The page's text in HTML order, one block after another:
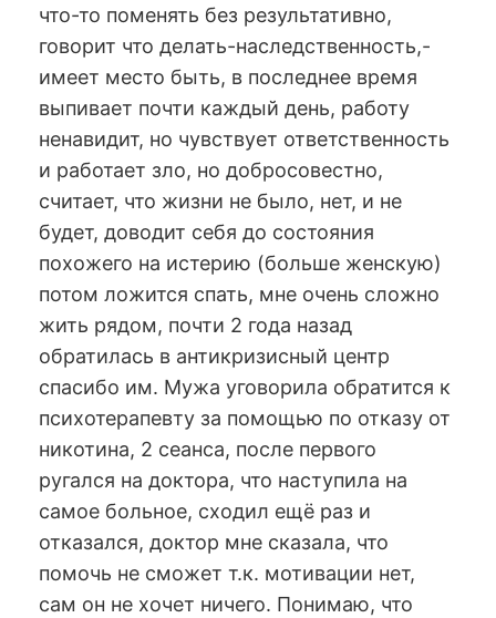
что-то поменять без результативно,
говорит что делать-наследственность,-
имеет место быть, в последнее время
выпивает почти каждый день, работу
ненавидит, но чувствует ответственность
и работает зло, но добросовестно,
считает, что жизни не было, нет, и не
будет, доводит себя до состояния
похожего на истерию (больше женскую)
потом ложится спать, мне очень сложно
жить рядом, почти 2 года назад
обратилась в антикризисный центр
спасибо им. Мужа уговорила обратится к
психотерапевту за помощью по отказу от
никотина, 2 сеанса, после первого
ругался на доктора, что наступила на
самое больное, сходил ещё раз и
отказался, доктор мне сказала, что
помочь не сможет т.к. мотивации нет,
сам он не хочет ничего. Понимаю, что